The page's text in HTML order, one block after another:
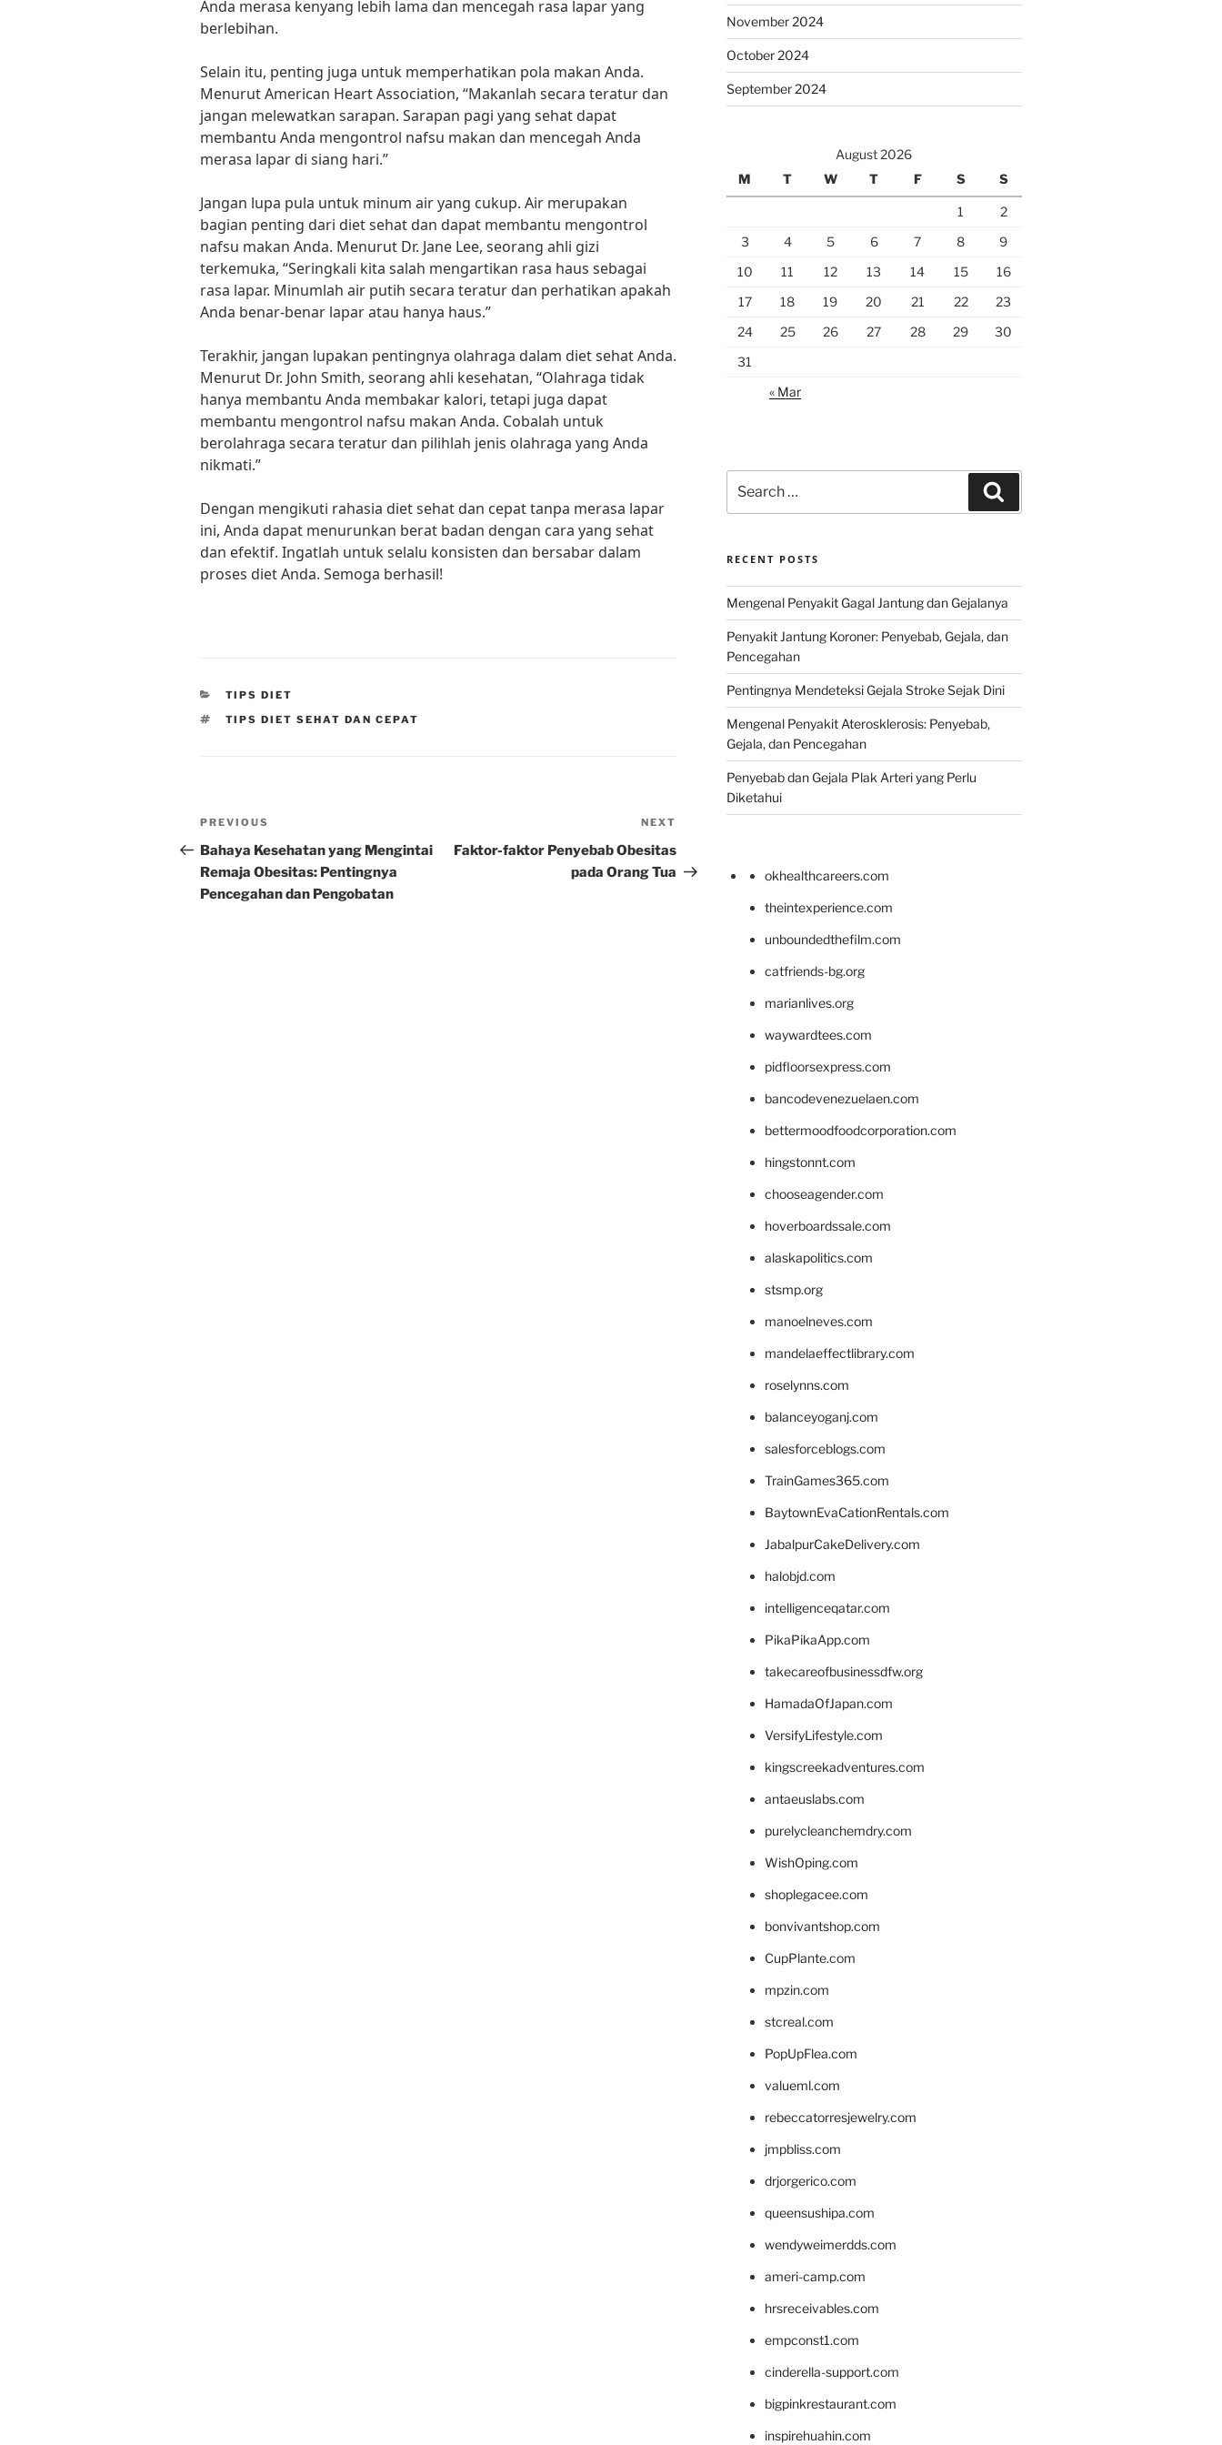
Anda merasa kenyang lebih lama dan mencegah rasa lapar yang
berlebihan.
Selain itu, penting juga untuk memperhatikan pola makan Anda.
Menurut American Heart Association, “Makanlah secara teratur dan
jangan melewatkan sarapan. Sarapan pagi yang sehat dapat
membantu Anda mengontrol nafsu makan dan mencegah Anda
merasa lapar di siang hari.”
Jangan lupa pula untuk minum air yang cukup. Air merupakan
bagian penting dari diet sehat dan dapat membantu mengontrol
nafsu makan Anda. Menurut Dr. Jane Lee, seorang ahli gizi
terkemuka, “Seringkali kita salah mengartikan rasa haus sebagai
rasa lapar. Minumlah air putih secara teratur dan perhatikan apakah
Anda benar-benar lapar atau hanya haus.”
Terakhir, jangan lupakan pentingnya olahraga dalam diet sehat Anda.
Menurut Dr. John Smith, seorang ahli kesehatan, “Olahraga tidak
hanya membantu Anda membakar kalori, tetapi juga dapat
membantu mengontrol nafsu makan Anda. Cobalah untuk
berolahraga secara teratur dan pilihlah jenis olahraga yang Anda
nikmati.”
Dengan mengikuti rahasia diet sehat dan cepat tanpa merasa lapar
ini, Anda dapat menurunkan berat badan dengan cara yang sehat
dan efektif. Ingatlah untuk selalu konsisten dan bersabar dalam
proses diet Anda. Semoga berhasil!
CATEGORIES
TIPS DIET
TAGS
TIPS DIET SEHAT DAN CEPAT
Post
navigation
Previous
Post
PREVIOUS
Bahaya Kesehatan yang Mengintai
Remaja Obesitas: Pentingnya
Pencegahan dan Pengobatan
Post
NEXT
Faktor-faktor Penyebab Obesitas
pada Orang Tua
November 2024
October 2024
September 2024
August 2026
M
T W T F S S
1
2
3
4 5 6 7 8
9
10
11 12 13 14 15
16
17
18 19 20 21 22
23
24
25 26 27 28 29
30
31
« Mar
for:
RECENT POSTS
Mengenal Penyakit Gagal Jantung dan Gejalanya
Penyakit Jantung Koroner: Penyebab, Gejala, dan
Pencegahan
Pentingnya Mendeteksi Gejala Stroke Sejak Dini
Mengenal Penyakit Aterosklerosis: Penyebab,
Gejala, dan Pencegahan
Penyebab dan Gejala Plak Arteri yang Perlu
Diketahui
okhealthcareers.com
theintexperience.com
unboundedthefilm.com
catfriends-bg.org
marianlives.org
waywardtees.com
pidfloorsexpress.com
bancodevenezuelaen.com
bettermoodfoodcorporation.com
hingstonnt.com
chooseagender.com
hoverboardssale.com
alaskapolitics.com
stsmp.org
manoelneves.com
mandelaeffectlibrary.com
roselynns.com
balanceyoganj.com
salesforceblogs.com
TrainGames365.com
BaytownEvaCationRentals.com
JabalpurCakeDelivery.com
halobjd.com
intelligenceqatar.com
PikaPikaApp.com
takecareofbusinessdfw.org
HamadaOfJapan.com
VersifyLifestyle.com
kingscreekadventures.com
antaeuslabs.com
purelycleanchemdry.com
WishOping.com
shoplegacee.com
bonvivantshop.com
CupPlante.com
mpzin.com
stcreal.com
PopUpFlea.com
valueml.com
rebeccatorresjewelry.com
jmpbliss.com
drjorgerico.com
queensushipa.com
wendyweimerdds.com
ameri-camp.com
hrsreceivables.com
empconst1.com
cinderella-support.com
bigpinkrestaurant.com
inspirehuahin.com